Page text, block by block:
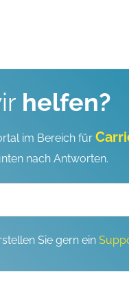
helfen?
im Bereich für
nach Antworten.
Sie gern ein